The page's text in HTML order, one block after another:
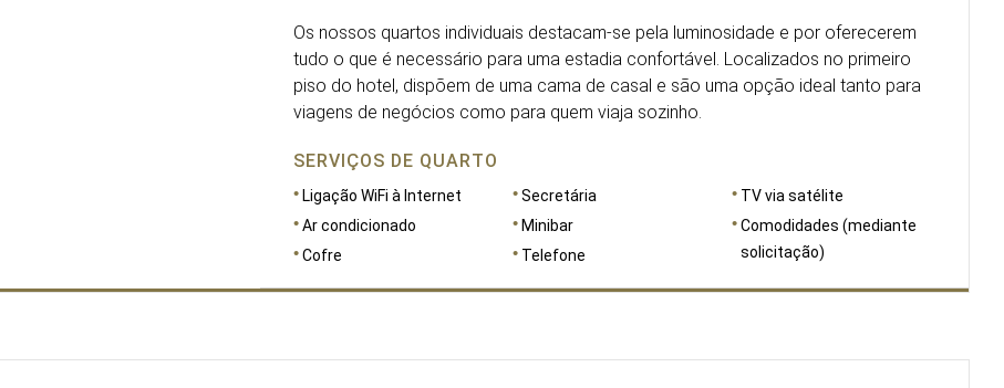
Os nossos quartos individuais destacam-se pela luminosidade e por oferecerem
tudo o que é necessário para uma estadia confortável. Localizados no primeiro
piso do hotel, dispõem de uma cama de casal e são uma opção ideal tanto para
viagens de negócios como para quem viaja sozinho.
SERVIÇOS DE QUARTO
Ligação WiFi à Internet
Ar condicionado
Cofre
Secretária
Minibar
Telefone
TV via satélite
Comodidades (mediante
solicitação)